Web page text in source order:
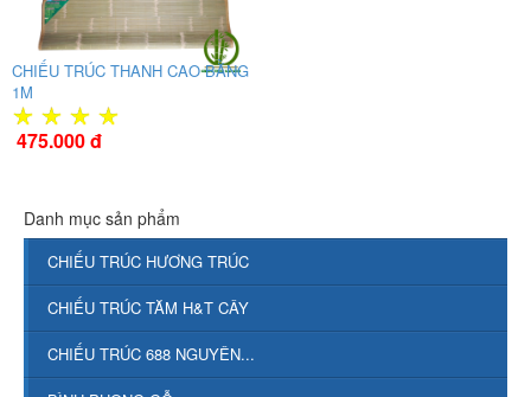
CHIẾU TRÚC THANH CAO BẰNG
1M
475.000 đ
Danh mục sản phẩm
CHIẾU TRÚC HƯƠNG TRÚC
CHIẾU TRÚC TĂM H&T CÂY
CHIẾU TRÚC 688 NGUYÊN...